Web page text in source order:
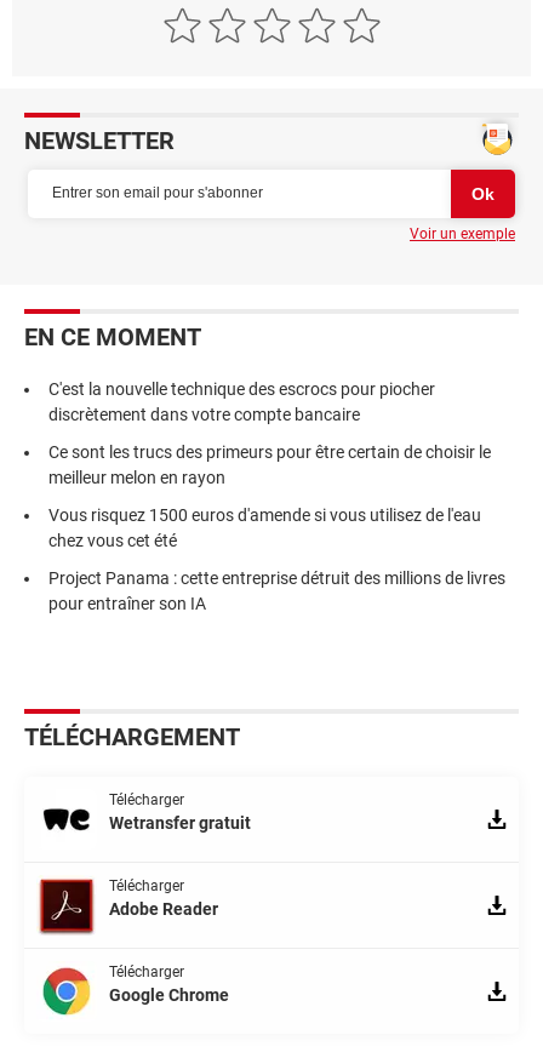
NEWSLETTER
Voir un exemple
EN CE MOMENT
C'est la nouvelle technique des escrocs pour piocher
discrètement dans votre compte bancaire
Ce sont les trucs des primeurs pour être certain de choisir le
meilleur melon en rayon
Vous risquez 1500 euros d'amende si vous utilisez de l'eau
chez vous cet été
Project Panama : cette entreprise détruit des millions de livres
pour entraîner son IA
TÉLÉCHARGEMENT
Télécharger
Wetransfer gratuit
Télécharger
Adobe Reader
Télécharger
Google Chrome